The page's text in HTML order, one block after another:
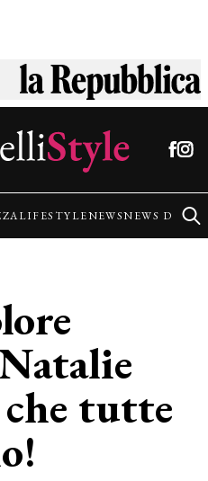
LIFESTYLENEWSNEWS
tutte